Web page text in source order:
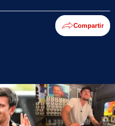
Compartir